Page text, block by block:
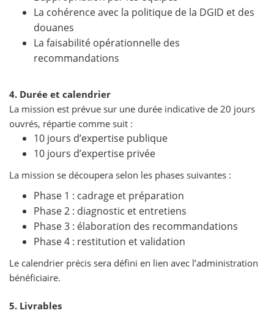
La cohérence avec la politique de la DGID et des
douanes
La faisabilité opérationnelle des
recommandations
4. Durée et calendrier
La mission est prévue sur une durée indicative de 20 jours
ouvrés, répartie comme suit :
10 jours d’expertise publique
10 jours d’expertise privée
La mission se découpera selon les phases suivantes :
Phase 1 : cadrage et préparation
Phase 2 : diagnostic et entretiens
Phase 3 : élaboration des recommandations
Phase 4 : restitution et validation
Le calendrier précis sera défini en lien avec l’administration
bénéficiaire.
5. Livrables